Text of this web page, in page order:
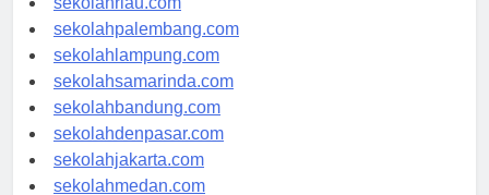
sekolahriau.com
sekolahpalembang.com
sekolahlampung.com
sekolahsamarinda.com
sekolahbandung.com
sekolahdenpasar.com
sekolahjakarta.com